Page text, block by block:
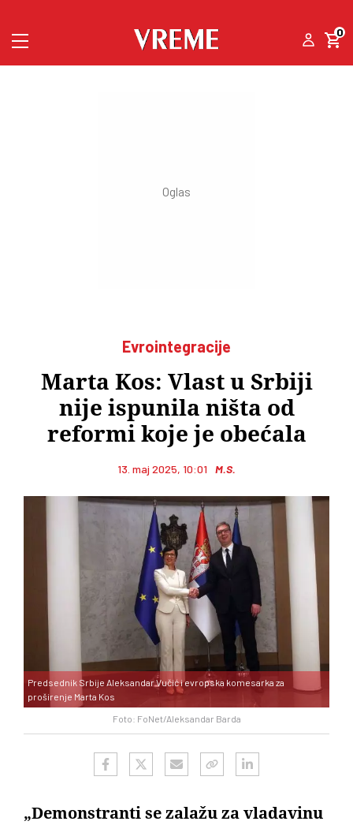
0
Evrointegracije
Marta Kos: Vlast u Srbiji
nije ispunila ništa od
reformi koje je obećala
13. maj 2025, 10:01 M.S.
Foto: FoNet/Aleksandar Barda
Predsednik Srbije Aleksandar Vučić i evropska komesarka za
proširenje Marta Kos
„Demonstranti se zalažu za vladavinu